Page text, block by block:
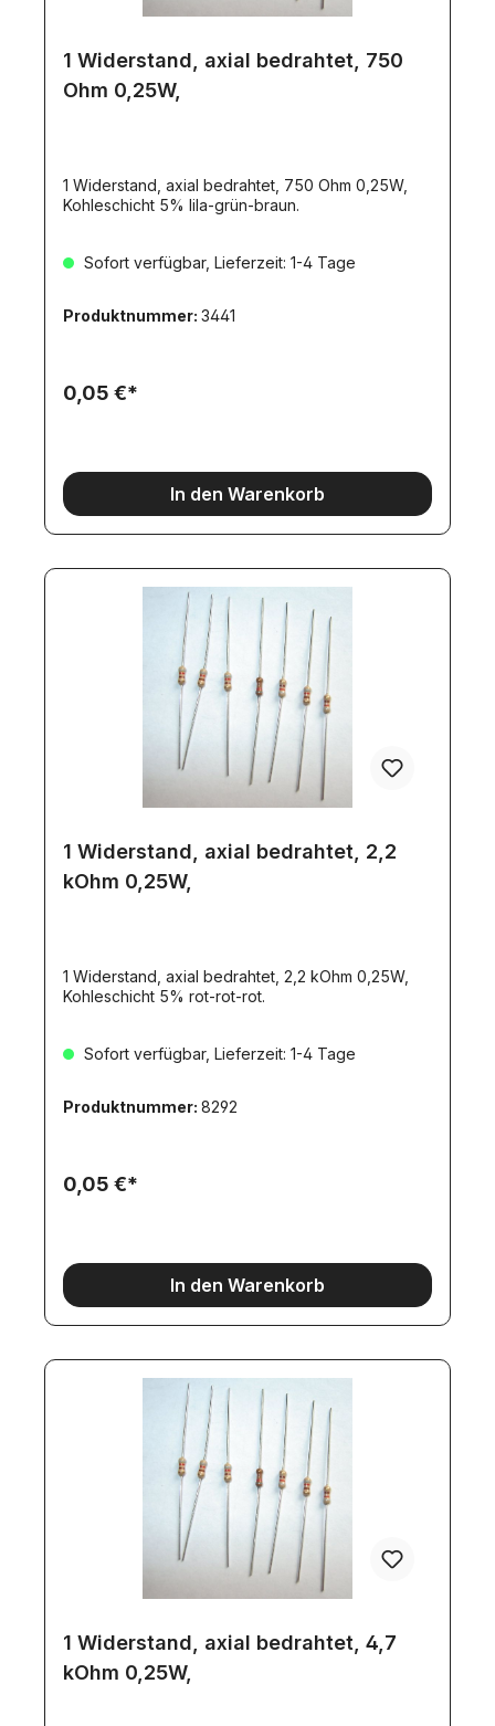
1 Widerstand, axial bedrahtet, 750
Ohm 0,25W,
1 Widerstand, axial bedrahtet, 750 Ohm 0,25W,
Kohleschicht 5% lila-grün-braun.
Sofort verfügbar, Lieferzeit: 1-4 Tage
Produktnummer: 3441
0,05 €*
In den Warenkorb
1 Widerstand, axial bedrahtet, 2,2
kOhm 0,25W,
1 Widerstand, axial bedrahtet, 2,2 kOhm 0,25W,
Kohleschicht 5% rot-rot-rot.
Sofort verfügbar, Lieferzeit: 1-4 Tage
Produktnummer: 8292
0,05 €*
In den Warenkorb
1 Widerstand, axial bedrahtet, 4,7
kOhm 0,25W,